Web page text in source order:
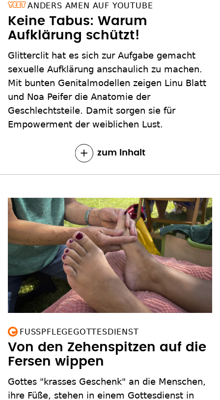
ANDERS AMEN AUF YOUTUBE
Keine Tabus: Warum
Aufklärung schützt!
Glitterclit hat es sich zur Aufgabe gemacht
sexuelle Aufklärung anschaulich zu machen.
Mit bunten Genitalmodellen zeigen Linu Blatt
und Noa Peifer die Anatomie der
Geschlechtsteile. Damit sorgen sie für
Empowerment der weiblichen Lust.
zum Inhalt
FUSSPFLEGEGOTTESDIENST
Von den Zehenspitzen auf die
Fersen wippen
Gottes "krasses Geschenk" an die Menschen,
ihre Füße, stehen in einem Gottesdienst in